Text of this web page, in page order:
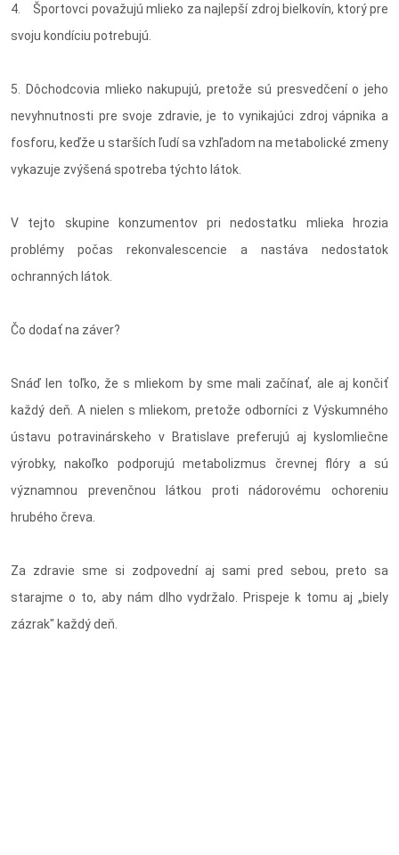
4. Športovci považujú mlieko za najlepší zdroj bielkovín, ktorý pre
svoju kondíciu potrebujú.
5. Dôchodcovia mlieko nakupujú, pretože sú presvedčení o jeho
nevyhnutnosti pre svoje zdravie, je to vynikajúci zdroj vápnika a
fosforu, keďže u starších ľudí sa vzhľadom na metabolické zmeny
vykazuje zvýšená spotreba týchto látok.
V tejto skupine konzumentov pri nedostatku mlieka hrozia
problémy počas rekonvalescencie a nastáva nedostatok
ochranných látok.
Čo dodať na záver?
Snáď len toľko, že s mliekom by sme mali začínať, ale aj končiť
každý deň. A nielen s mliekom, pretože odborníci z Výskumného
ústavu potravinárskeho v Bratislave preferujú aj kyslomliečne
výrobky, nakoľko podporujú metabolizmus črevnej flóry a sú
významnou prevenčnou látkou proti nádorovému ochoreniu
hrubého čreva.
Za zdravie sme si zodpovední aj sami pred sebou, preto sa
starajme o to, aby nám dlho vydržalo. Prispeje k tomu aj „biely
zázrak" každý deň.